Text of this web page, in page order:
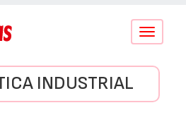
Conmutar
INDUSTRIAL